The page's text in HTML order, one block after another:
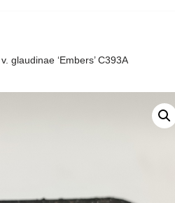
glaudinae ‘Embers’ C393A